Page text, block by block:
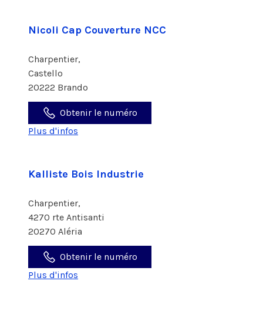
Nicoli Cap Couverture NCC
Charpentier,
Castello
20222 Brando
Obtenir le numéro
Plus d'infos
Kalliste Bois Industrie
Charpentier,
4270 rte Antisanti
20270 Aléria
Obtenir le numéro
Plus d'infos